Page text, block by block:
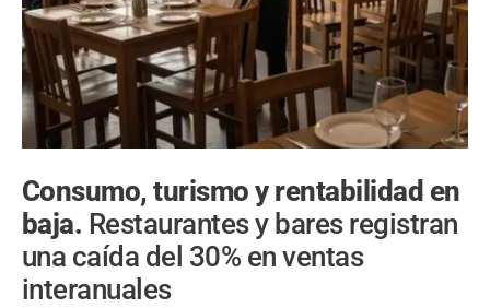
Consumo, turismo y rentabilidad en
baja. Restaurantes y bares registran
una caída del 30% en ventas
interanuales